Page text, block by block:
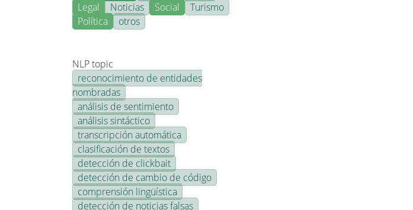
Legal
Noticias Social
Turismo
Política
otros
NLP topic
reconocimiento de entidades
nombradas
análisis de sentimiento
análisis sintáctico
transcripción automática
clasificación de textos
detección de clickbait
detección de cambio de código
comprensión lingüística
detección de noticias falsas